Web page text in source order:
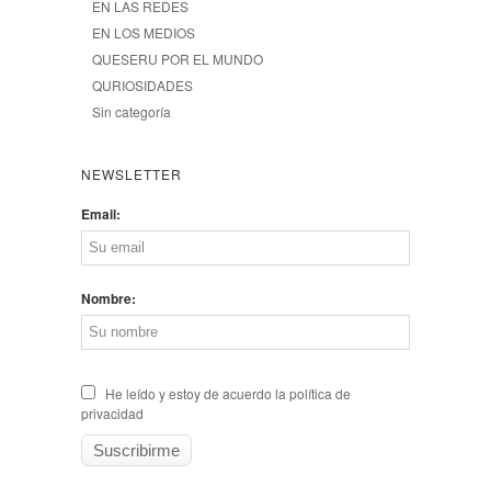
EN LAS REDES
EN LOS MEDIOS
QUESERU POR EL MUNDO
QURIOSIDADES
Sin categoría
NEWSLETTER
Email:
Nombre:
He leído y estoy de acuerdo la política de
privacidad